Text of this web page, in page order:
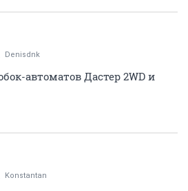
Denisdnk
автоматов Дастер 2WD и
Konstantan